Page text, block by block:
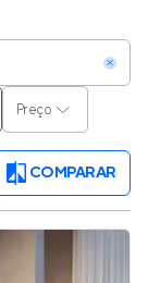
Preço
COMPARAR